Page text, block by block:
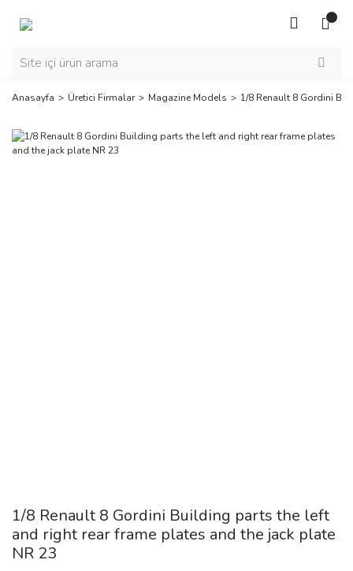
Anasayfa Üretici Firmalar Magazine Models 1/8 Renault 8 Gordini
1/8 Renault 8 Gordini Building parts the left
and right rear frame plates and the jack plate
NR 23